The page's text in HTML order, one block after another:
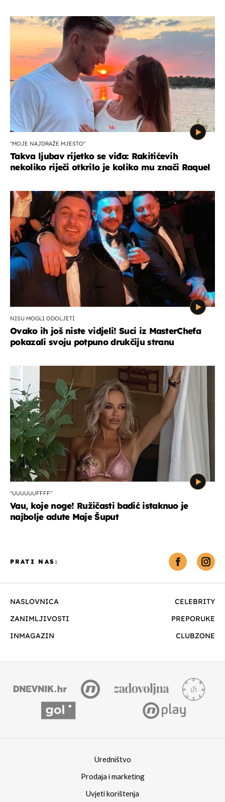
"MOJE NAJDRAŽE MJESTO"
Takva ljubav rijetko se viđa: Rakitićevih
nekoliko riječi otkrilo je koliko mu znači Raquel
NISU MOGLI ODOLJETI
Ovako ih još niste vidjeli! Suci iz MasterChefa
pokazali svoju potpuno drukčiju stranu
"UUUUUUFFFF"
Vau, koje noge! Ružičasti badić istaknuo je
najbolje adute Maje Šuput
NASLOVNICA
CELEBRITY
ZANIMLJIVOSTI
PREPORUKE
INMAGAZIN
CLUBZONE
PRATI NAS:
Uredništvo
Prodaja i marketing
Uvjeti korištenja